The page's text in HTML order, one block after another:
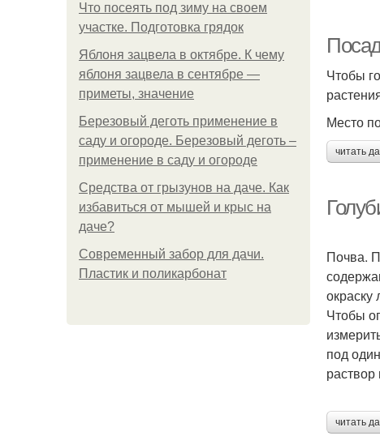
Что посеять под зиму на своем
участке. Подготовка грядок
Яблоня зацвела в октябре. К чему
яблоня зацвела в сентябре —
приметы, значение
Березовый деготь применение в
саду и огороде. Березовый деготь –
применение в саду и огороде
Средства от грызунов на даче. Как
избавиться от мышей и крыс на
даче?
Современный забор для дачи.
Пластик и поликарбонат
Чтобы
Место
читать
Почва.
окраску
Чтобы
под
читать